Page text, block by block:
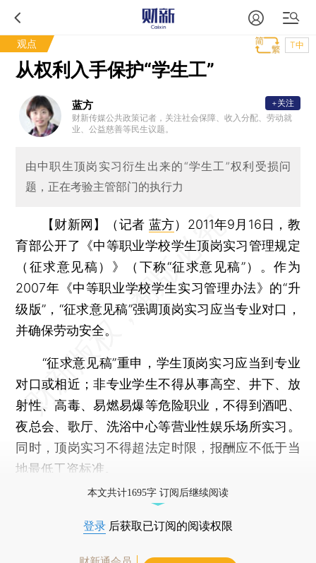
观点 T中
从权利入手保护“学生工”
蓝方
财新传媒公共政策记者，关注社会保障、收入分配、劳动就
业、公益慈善等民生议题。
+关注
由中职生顶岗实习衍生出来的“学生工”权利受损问
题，正在考验主管部门的执行力
【财新网】（记者 蓝方） 2011年9月16日，教
育部公开了《中等职业学校学生顶岗实习管理规定
（征求意见稿）》（下称“征求意见稿”）。作为
2007年《中等职业学校学生实习管理办法》的“升
级版”，“征求意见稿”强调顶岗实习应当专业对口，
并确保劳动安全。
“征求意见稿”重申，学生顶岗实习应当到专业
对口或相近；非专业学生不得从事高空、井下、放
射性、高毒、易燃易爆等危险职业，不得到酒吧、
夜总会、歌厅、洗浴中心等营业性娱乐场所实习。
同时，顶岗实习不得超法定时限，报酬应不低于当
地最低工资标准。
本文共计1695字 订阅后继续阅读
登录 后获取已订阅的阅读权限